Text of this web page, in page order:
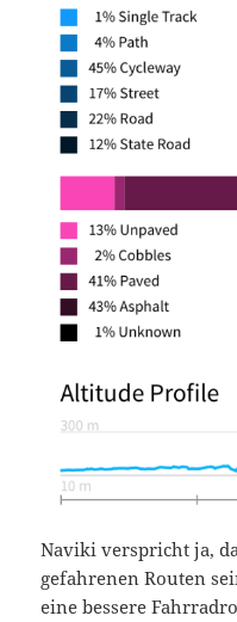
Naviki verspricht ja,
gefahrenen Routen
eine bessere